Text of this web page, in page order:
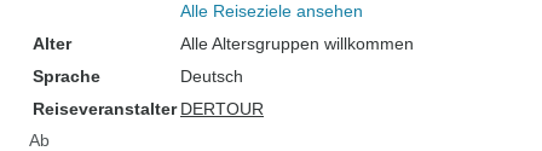
Alle Reiseziele ansehen
Alter
Alle Altersgruppen willkommen
Sprache
Deutsch
Reiseveranstalter DERTOUR
Ab